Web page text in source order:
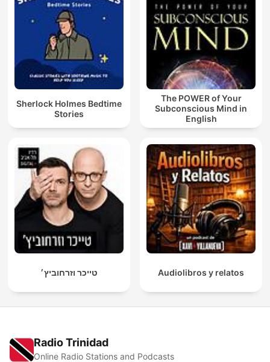
Sherlock Holmes Bedtime
Stories
The POWER of Your
Subconscious Mind in
English
טייכר וזרחוביץ׳ Audiolibros y relatos
Radio Trinidad
Online Radio Stations and Podcasts